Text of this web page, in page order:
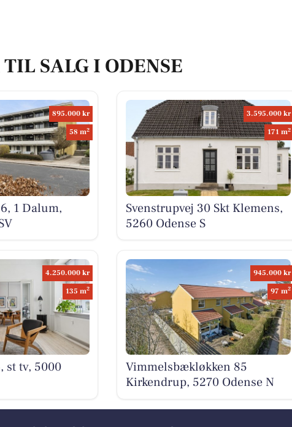
SALG I ODENSE
895.000 kr
58 m2
1 Dalum,
3.595.000 kr
171 m2
Svenstrupvej 30 Skt Klemens,
5260 Odense S
4.250.000 kr
135 m2
st tv, 5000
945.000 kr
97 m2
Vimmelsbækløkken 85
Kirkendrup, 5270 Odense N